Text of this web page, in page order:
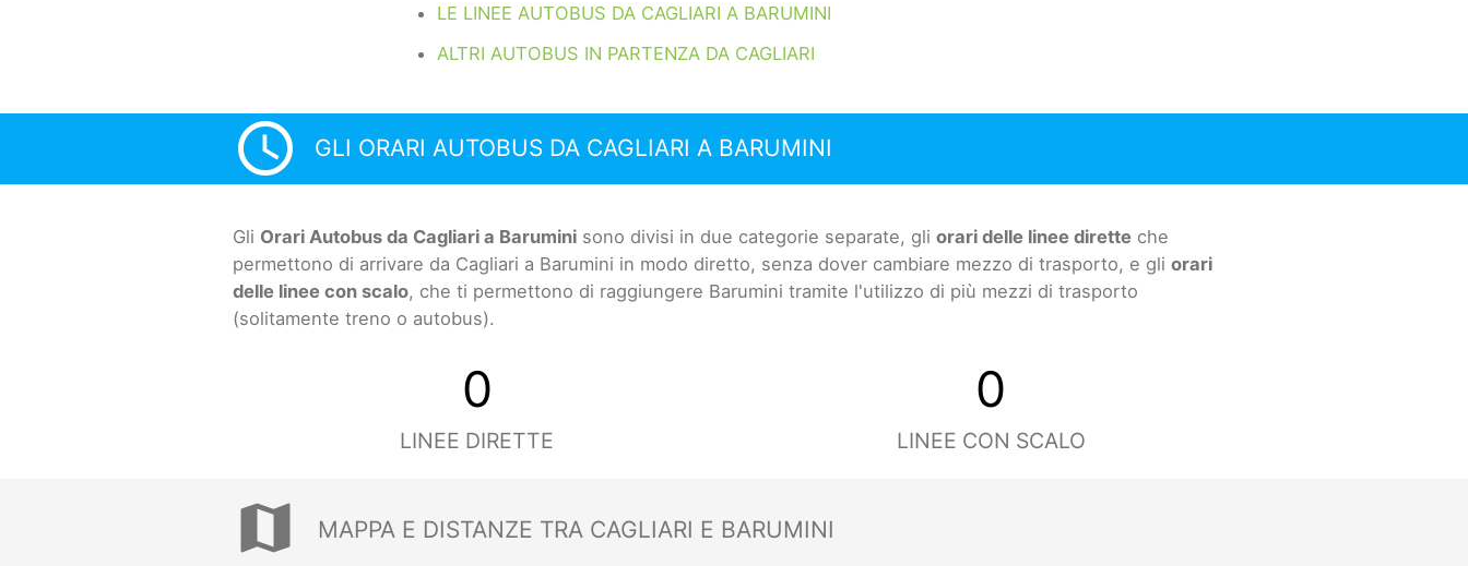
LE LINEE AUTOBUS DA CAGLIARI A BARUMINI
ALTRI AUTOBUS IN PARTENZA DA CAGLIARI
access_time GLI ORARI AUTOBUS DA CAGLIARI A BARUMINI
Gli Orari Autobus da Cagliari a Baruminisono divisi in due categorie separate, gli orari delle linee diretteche
permettono di arrivare da Cagliari a Barumini in modo diretto, senza dover cambiare mezzo di trasporto, e gli orari
delle linee con scalo, che ti permettono di raggiungere Barumini tramite l'utilizzo di più mezzi di trasporto
(solitamente treno o autobus).
0
LINEE DIRETTE
0
LINEE CON SCALO
map MAPPA E DISTANZE TRA CAGLIARI E BARUMINI